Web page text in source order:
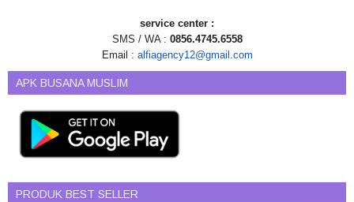
service center :
SMS / WA : 0856.4745.6558
Email : alfiagency12@gmail.com
APK BUSANA MUSLIM
PRODUK BEST SELLER